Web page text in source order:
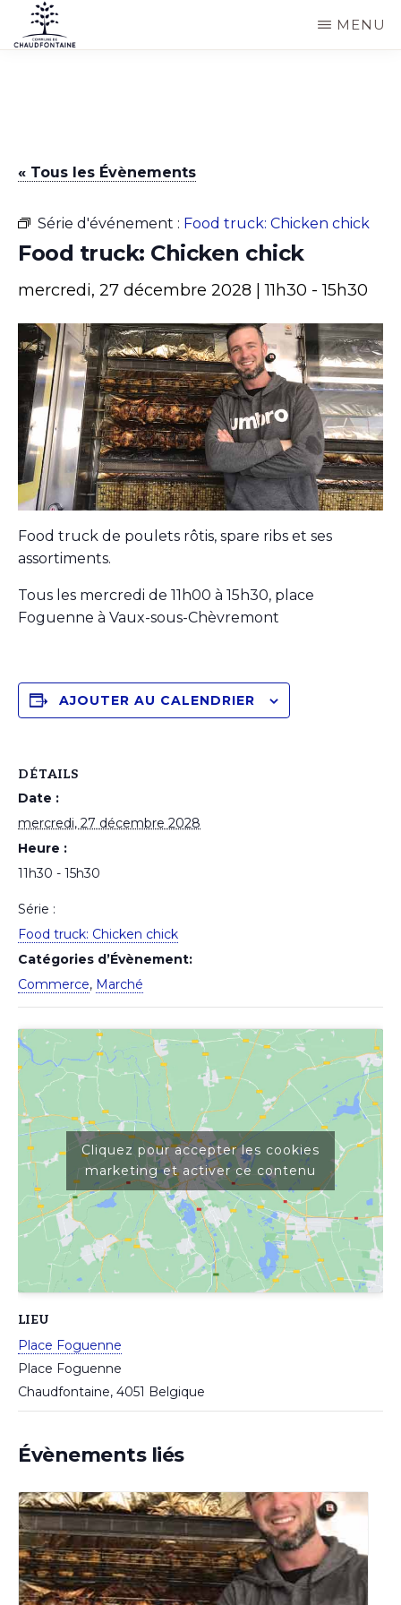
Passer
au
commune
Chaudfontaine
MENU
« Tous les Évènements
Série d'événement : Food truck: Chicken chick
Food truck: Chicken chick
mercredi, 27 décembre 2028 | 11h30 -15h30
Food truck de poulets rôtis, spare ribs et ses
assortiments.
Tous les mercredi de 11h00 à 15h30, place
Foguenne à Vaux-sous-Chèvremont
AJOUTER AU CALENDRIER
DÉTAILS
Date :
mercredi, 27 décembre 2028
Heure :
11h30 - 15h30
Série :
Food truck: Chicken chick
Catégories d’Évènement:
Commerce, Marché
LIEU
Place Foguenne
Place Foguenne
Chaudfontaine, 4051 Belgique
Cliquez pour accepter les cookies
marketing et activer ce contenu
Évènements liés